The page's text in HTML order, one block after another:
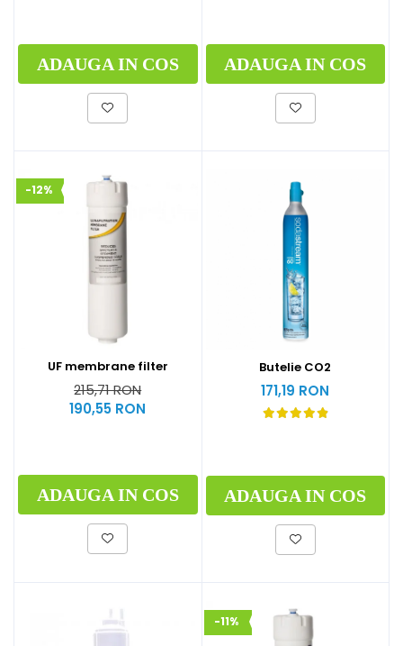
ADAUGA IN COS ADAUGA IN COS
-12%
UF membrane filter
215,71 RON
190,55 RON
ADAUGA IN COS
Butelie CO2
171,19 RON
ADAUGA IN COS
-11%